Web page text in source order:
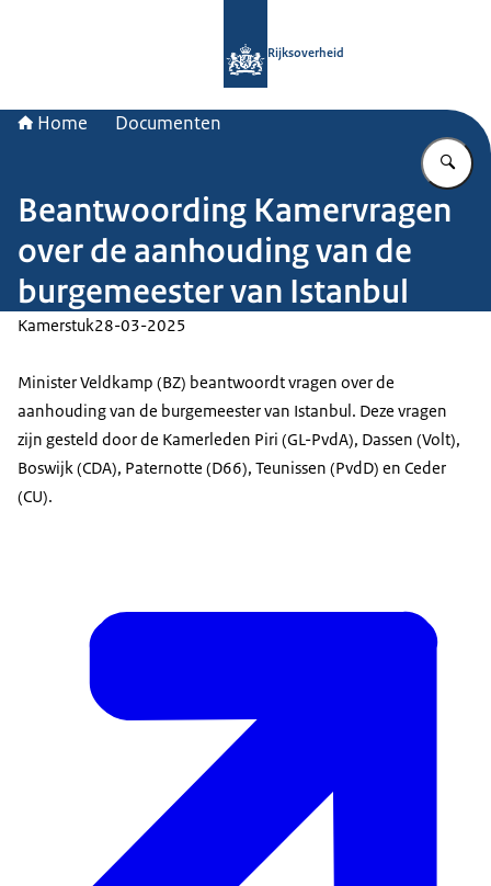
Rijksoverheid
Home Documenten
Beantwoording Kamervragen
over de aanhouding van de
burgemeester van Istanbul
Kamerstuk28-03-2025
Minister Veldkamp (BZ) beantwoordt vragen over de
aanhouding van de burgemeester van Istanbul. Deze vragen
zijn gesteld door de Kamerleden Piri (GL-PvdA), Dassen (Volt),
Boswijk (CDA), Paternotte (D66), Teunissen (PvdD) en Ceder
(CU).